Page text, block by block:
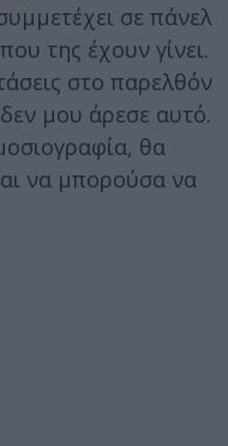
σε πάνελ
της έχουν γίνει.
στο παρελθόν
μου άρεσε αυτό.
θα
να μπορούσα να